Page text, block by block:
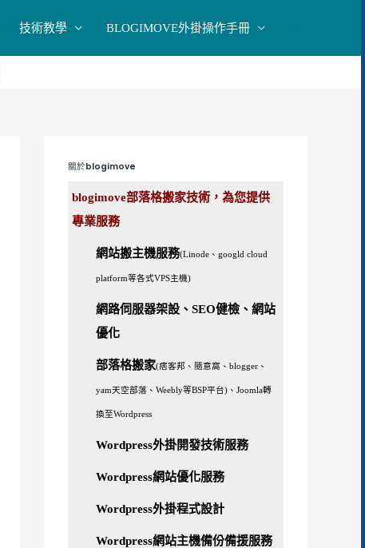
技術教學 BLOGIMOVE外掛操作手冊
尋
關於blogimove
blogimove部落格搬家技術，為您提供
專業服務
網站搬主機服務(Linode、googld cloud
platform等各式VPS主機)
網路伺服器架設、SEO健檢、網站
優化
部落格搬家(痞客邦、隨意窩、blogger、
yam天空部落、Weebly等BSP平台)、Joomla轉
換至Wordpress
Wordpress外掛開發技術服務
Wordpress網站優化服務
Wordpress外掛程式設計
Wordpress網站主機備份備援服務